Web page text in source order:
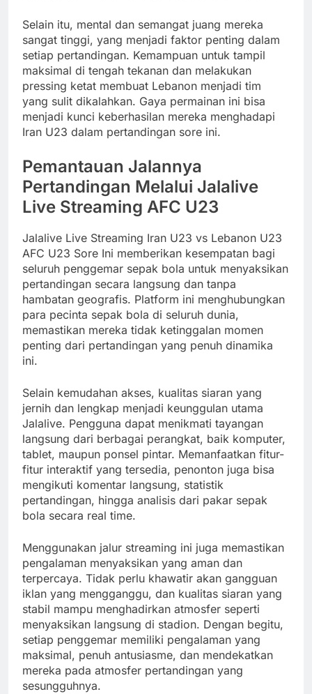
Selain itu, mental dan semangat juang mereka
sangat tinggi, yang menjadi faktor penting dalam
setiap pertandingan. Kemampuan untuk tampil
maksimal di tengah tekanan dan melakukan
pressing ketat membuat Lebanon menjadi tim
yang sulit dikalahkan. Gaya permainan ini bisa
menjadi kunci keberhasilan mereka menghadapi
Iran U23 dalam pertandingan sore ini.
Pemantauan Jalannya
Pertandingan Melalui Jalalive
Live Streaming AFC U23
Jalalive Live Streaming Iran U23 vs Lebanon U23
AFC U23 Sore Ini memberikan kesempatan bagi
seluruh penggemar sepak bola untuk menyaksikan
pertandingan secara langsung dan tanpa
hambatan geografis. Platform ini menghubungkan
para pecinta sepak bola di seluruh dunia,
memastikan mereka tidak ketinggalan momen
penting dari pertandingan yang penuh dinamika
ini.
Selain kemudahan akses, kualitas siaran yang
jernih dan lengkap menjadi keunggulan utama
Jalalive. Pengguna dapat menikmati tayangan
langsung dari berbagai perangkat, baik komputer,
tablet, maupun ponsel pintar. Memanfaatkan fitur-
fitur interaktif yang tersedia, penonton juga bisa
mengikuti komentar langsung, statistik
pertandingan, hingga analisis dari pakar sepak
bola secara real time.
Menggunakan jalur streaming ini juga memastikan
pengalaman menyaksikan yang aman dan
terpercaya. Tidak perlu khawatir akan gangguan
iklan yang mengganggu, dan kualitas siaran yang
stabil mampu menghadirkan atmosfer seperti
menyaksikan langsung di stadion. Dengan begitu,
setiap penggemar memiliki pengalaman yang
maksimal, penuh antusiasme, dan mendekatkan
mereka pada atmosfer pertandingan yang
sesungguhnya.